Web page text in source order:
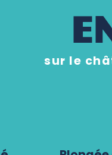
sur le